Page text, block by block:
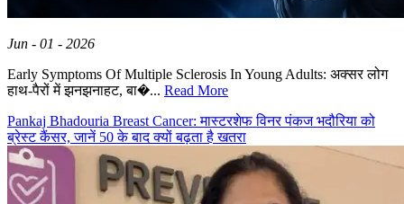
Jun - 01 - 2026
Early Symptoms Of Multiple Sclerosis In Young Adults: अक्सर लोग
हाथ-पैरों में झनझनाहट, बा�... Read More
Pankaj Bhadouria Breast Cancer: मास्टरशेफ विनर पंकज भदौरिया को
ब्रेस्ट कैंसर, जानें 50 के बाद क्यों बढ़ता है खतरा